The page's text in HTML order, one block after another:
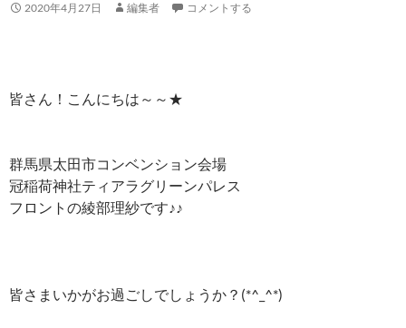
2020年4月27日 編集者 コメントする
皆さん！こんにちは～～★
群馬県太田市コンベンション会場
冠稲荷神社ティアラグリーンパレス
フロントの綾部理紗です♪♪
皆さまいかがお過ごしでしょうか？(*^_^*)